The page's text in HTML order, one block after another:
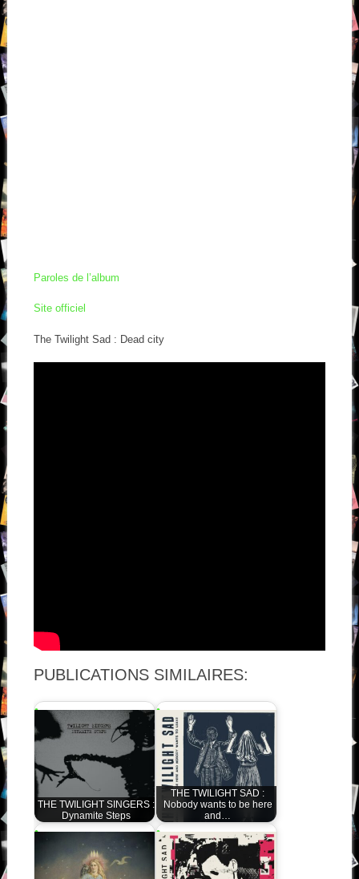
Paroles de l’album
Site officiel
The Twilight Sad : Dead city
PUBLICATIONS SIMILAIRES:
THE TWILIGHT SINGERS :
Dynamite Steps
THE TWILIGHT SAD :
Nobody wants to be here
and…